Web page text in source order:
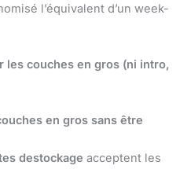
l’équivalent d’un week-
les couches en gros (ni intro,
en gros sans être
destockage acceptent les